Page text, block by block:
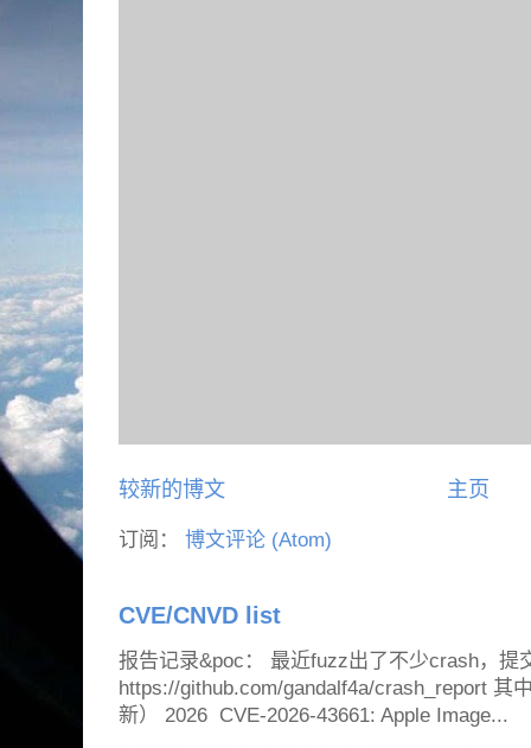
较新的博文 主页
订阅： 博文评论 (Atom)
CVE/CNVD list
报告记录&poc： 最近fuzz出了不少crash，提
https://github.com/gandalf4a/crash_report 其
新） 2026 CVE-2026-43661: Apple Image...